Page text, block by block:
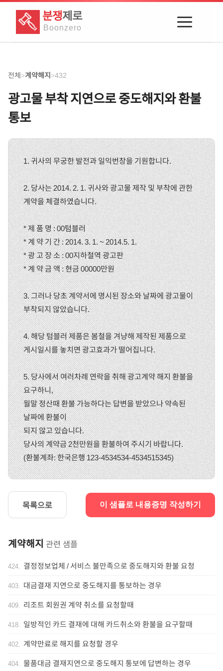
분쟁제로
Boonzero
전체>계약해지>432
광고물 부착 지연으로 중도해지와 환불
통보
1. 귀사의 무궁한 발전과 일익번창을 기원합니다.
2. 당사는 2014. 2. 1. 귀사와 광고물 제작 및 부착에 관한
계약을 체결하였습니다.
* 제 품 명 : 00텀블러
* 계 약 기 간 : 2014. 3. 1. ~ 2014.5. 1.
* 광 고 장 소 : 00지하철역 광고판
* 계 약 금 액 : 현금 00000만원
3. 그러나 당초 계약서에 명시된 장소와 날짜에 광고물이
부착되지 않았습니다.
4. 해당 텀블러 제품은 봄철을 겨냥해 제작된 제품으로
게시일시를 놓치면 광고효과가 떨어집니다.
5. 당사에서 여러차례 연락을 취해 광고계약 해지 환불을
요구하니,
월말 정산때 환불 가능하다는 답변을 받았으나 약속된
날짜에 환불이
되지 않고 있습니다.
당사의 계약금 2천만원을 환불하여 주시기 바랍니다.
(환불계좌: 한국은행 123-4534534-4534515345)
목록으로 이 샘플로 내용증명 작성하기
계약해지 관련 샘플
424. 결정정보업체 / 서비스 불만족으로 중도해지와 환불 요청
403. 대금결재 지연으로 중도해지를 통보하는 경우
409. 리조트 회원권 계약 취소를 요청할때
418. 일방적인 카드 결재에 대해 카드취소와 환불을 요구할때
402. 계약만료로 해지를 요청할 경우
404. 물품대금 결재지연으로 중도해지 통보에 답변하는 경우